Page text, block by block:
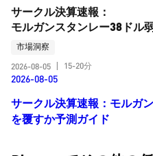
サークル決算速報：
モルガンスタンレー38ドル
市場洞察
2026-08-05
15-20分
2026-08-05
サークル決算速報：モルガ
を覆すか予測ガイド